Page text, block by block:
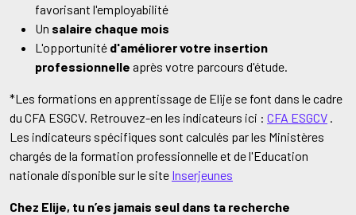
favorisant l'employabilité
Un salaire chaque mois
L'opportunité d'améliorer votre insertion
professionnelle après votre parcours d'étude.
*Les formations en apprentissage de Elije se font dans le cadre
du CFA ESGCV. Retrouvez-en les indicateurs ici : CFA ESGCV
Les indicateurs spécifiques sont calculés par les Ministères
chargés de la formation professionnelle et de l'Education
nationale disponible sur le site Inserjeunes
Chez Elije, tu n’es jamais seul dans ta recherche